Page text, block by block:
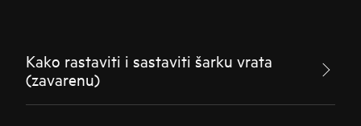
Kako rastaviti i sastaviti šarku vrata
(zavarenu)